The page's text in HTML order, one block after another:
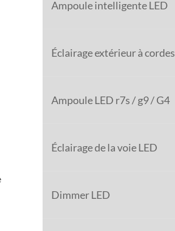
Ampoule intelligente LED
Éclairage extérieur à cordes
Ampoule LED r7s / g9 / G4
Éclairage de la voie LED
Dimmer LED